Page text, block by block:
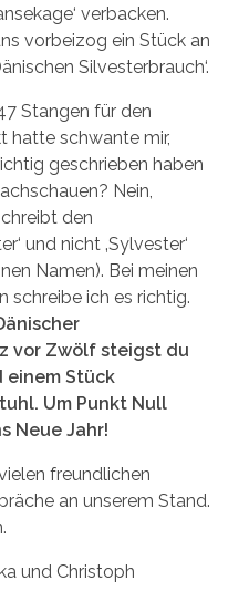
verbacken.
vorbeizog ein Stück an
Silvesterbrauch‘.
Stangen für den
hatte schwante mir,
geschrieben haben
Nein,
den
und nicht ‚Sylvester‘
Namen). Bei meinen
schreibe ich es richtig.
vor Zwölf steigst du
einem Stück
Um Punkt Null
Neue Jahr!
freundlichen
an unserem Stand.
und Christoph